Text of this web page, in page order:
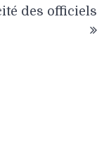
des officiels